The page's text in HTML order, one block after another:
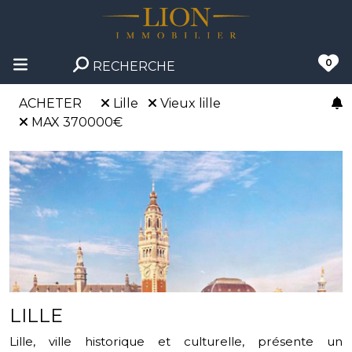
RECHERCHE 0
ACHETER Lille
Vieux lille
MAX 370000€
LILLE
Lille, ville historique et culturelle, présente un